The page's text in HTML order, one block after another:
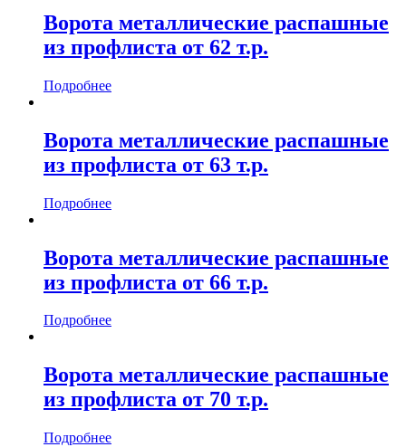
Ворота металлические распашные
из профлиста от 62 т.р.
Подробнее
Ворота металлические распашные
из профлиста от 63 т.р.
Подробнее
Ворота металлические распашные
из профлиста от 66 т.р.
Подробнее
Ворота металлические распашные
из профлиста от 70 т.р.
Подробнее